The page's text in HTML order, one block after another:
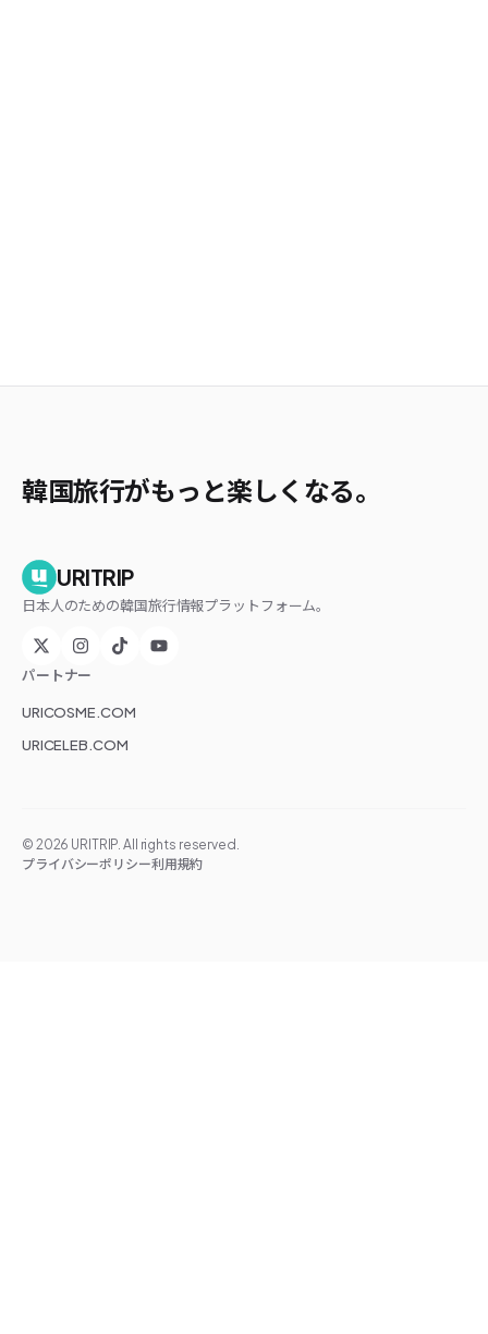
韓国旅行がもっと楽しくなる。
URITRIP
日本人のための韓国旅行情報プラットフォーム。
パートナー
URICOSME.COM
URICELEB.COM
© 2026 URITRIP. All rights reserved.
プライバシーポリシー利用規約